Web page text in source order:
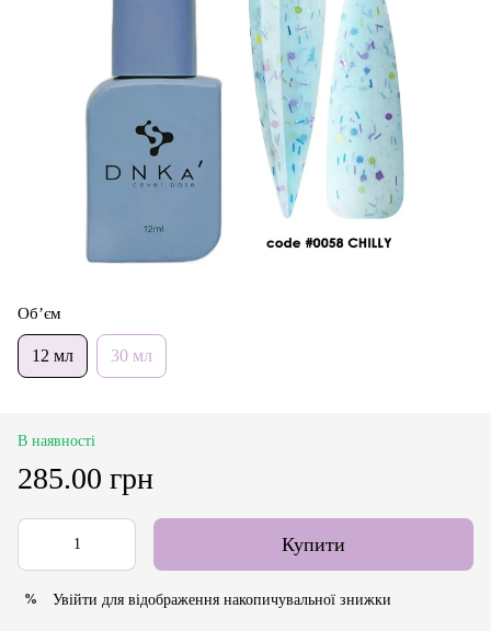
Об’єм
12 мл 30 мл
В наявності
285.00 грн
Купити
% Увійти для відображення накопичувальної знижки